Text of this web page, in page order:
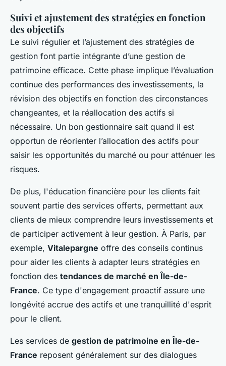
Suivi et ajustement des stratégies en fonction
des objectifs
Le suivi régulier et l’ajustement des stratégies de
gestion font partie intégrante d’une gestion de
patrimoine efficace. Cette phase implique l’évaluation
continue des performances des investissements, la
révision des objectifs en fonction des circonstances
changeantes, et la réallocation des actifs si
nécessaire. Un bon gestionnaire sait quand il est
opportun de réorienter l’allocation des actifs pour
saisir les opportunités du marché ou pour atténuer les
risques.
De plus, l'éducation financière pour les clients fait
souvent partie des services offerts, permettant aux
clients de mieux comprendre leurs investissements et
de participer activement à leur gestion. À Paris, par
exemple, Vitalepargne offre des conseils continus
pour aider les clients à adapter leurs stratégies en
fonction des tendances de marché en Île-de-
France. Ce type d'engagement proactif assure une
longévité accrue des actifs et une tranquillité d'esprit
pour le client.
Les services de gestion de patrimoine en Île-de-
France reposent généralement sur des dialogues